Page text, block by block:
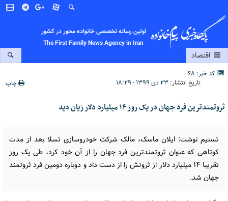
اولین رسانه تخصصی خانواده محور در کشور
The First Family News Agency in Iran
اقتصاد
کد خبر: 68
تاریخ انتشار:۲۳ دی ۱۳۹۹ - ۱۸:۲۹ چاپ
ثروتمندترین فرد جهان در یک روز ۱۴ میلیارد دلار زیان دید
تسنیم نوشت: ایلان ماسک، مالک شرکت خودروسازی تسلا بعد از مدت
کوتاهی که عنوان ثروتمندترین فرد جهان را از آن خود کرد، طی یک روز
تقریبا ۱۴ میلیارد دلار از ثروتش را از دست داد و دوباره دومین فرد ثروتمند
جهان شد.